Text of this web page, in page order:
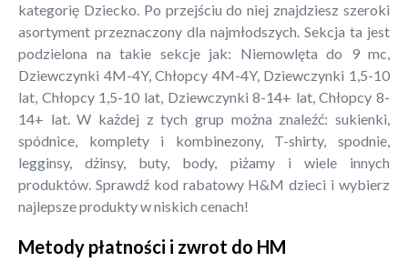
kategorię Dziecko. Po przejściu do niej znajdziesz szeroki
asortyment przeznaczony dla najmłodszych. Sekcja ta jest
podzielona na takie sekcje jak: Niemowlęta do 9 mc,
Dziewczynki 4M-4Y, Chłopcy 4M-4Y, Dziewczynki 1,5-10
lat, Chłopcy 1,5-10 lat, Dziewczynki 8-14+ lat, Chłopcy 8-
14+ lat. W każdej z tych grup można znaleźć: sukienki,
spódnice, komplety i kombinezony, T-shirty, spodnie,
legginsy, dżinsy, buty, body, piżamy i wiele innych
produktów. Sprawdź kod rabatowy H&M dzieci i wybierz
najlepsze produkty w niskich cenach!
Metody płatności i zwrot do HM